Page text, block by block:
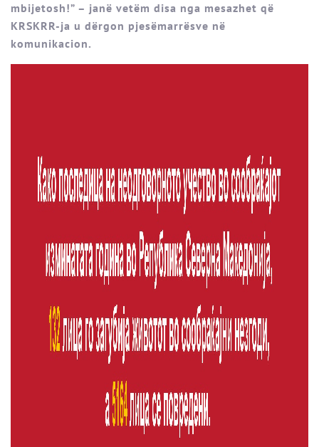
mbijetosh!” – janë vetëm disa nga mesazhet që
KRSKRR-ja u dërgon pjesëmarrësve në
komunikacion.